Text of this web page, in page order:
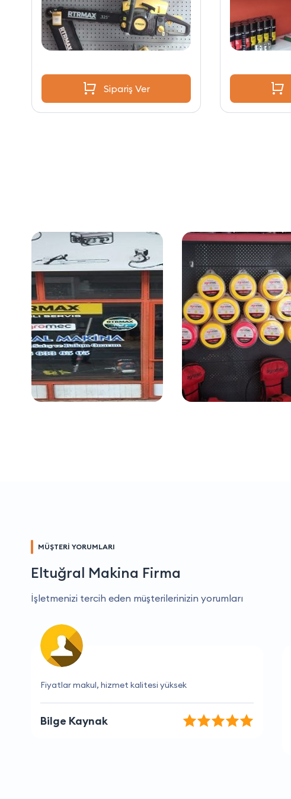
Sipariş Ver
MÜŞTERİ YORUMLARI
Eltuğral Makina Firma
İşletmenizi tercih eden müşterilerinizin yorumları
Sorunlarıma anında çözüm buldular, çok memnun
kaldım